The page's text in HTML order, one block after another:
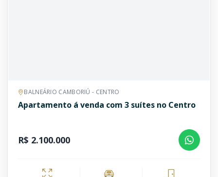
BALNEÁRIO CAMBORIÚ - CENTRO
Apartamento á venda com 3 suítes no Centro
R$ 2.100.000